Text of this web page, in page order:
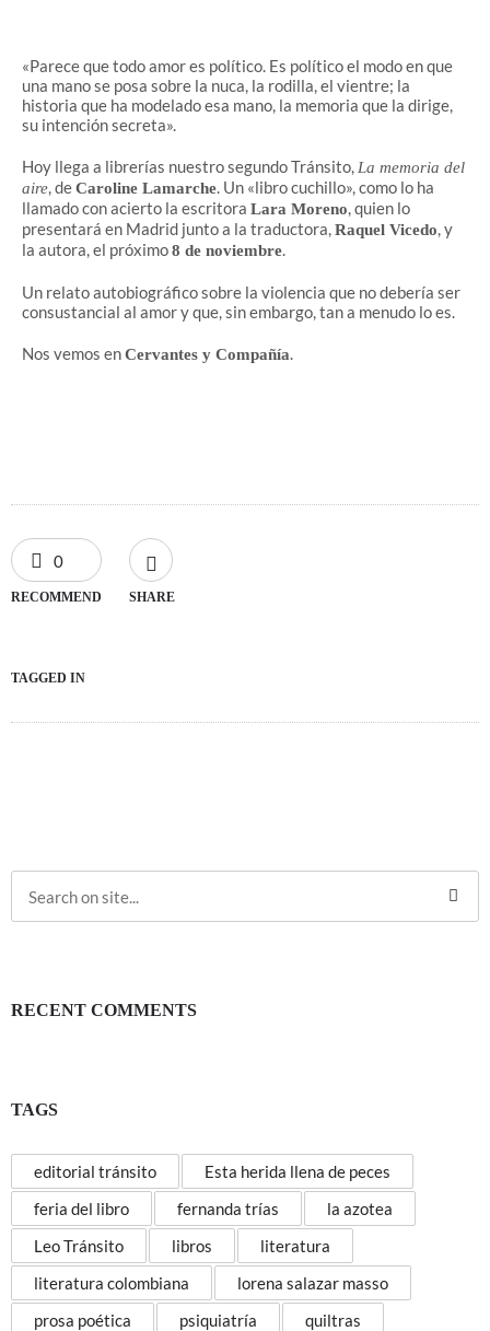
«Parece que todo amor es político. Es político el modo en que
una mano se posa sobre la nuca, la rodilla, el vientre; la
historia que ha modelado esa mano, la memoria que la dirige,
su intención secreta».
Hoy llega a librerías nuestro segundo Tránsito, La memoria del
aire, deCaroline Lamarche. Un «libro cuchillo», como lo ha
llamado con acierto la escritora Lara Moreno, quien lo
presentará en Madrid junto a la traductora,Raquel Vicedo, y
la autora, el próximo8 de noviembre.
Un relato autobiográfico sobre la violencia que no debería ser
consustancial al amor y que, sin embargo, tan a menudo lo es.
Nos vemos enCervantes y Compañía.
0
RECOMMEND SHARE
TAGGED IN
RECENT COMMENTS
TAGS
editorial tránsito
Esta herida llena de peces
feria del libro
fernanda trías
la azotea
Leo Tránsito
libros
literatura
literatura colombiana
lorena salazar masso
prosa poética
psiquiatría
quiltras